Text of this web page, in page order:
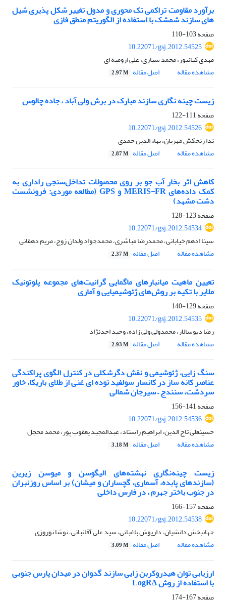
برآورد مقاومت تراکمی تک محوری و مدول تغییر شکل پذیری شیل
های سازند شمشک با استفاده از الگوریتم منطق فازی
صفحه103-110
10.22071/gsj.2012.54525
مهدی کیانپور، محمد سیاری، علی ارومیه ای
مشاهده مقاله
اصل مقاله 2.97 M
زیست چینه نگاری سازند مبارک در برش ولی آباد ، جاده چالوس
صفحه111-122
10.22071/gsj.2012.54526
ندا رنجکش مهربان، بهاء الدین حمدی
مشاهده مقاله
اصل مقاله 2.87 M
کاهش اثر بخار آب جو بر روی محصولات تداخل‌سنجی راداری به
کمک داده‌های MERIS-FR و GPS (مطالعه موردی: فرونشست
دشت مشهد)
صفحه123-128
10.22071/gsj.2012.54534
سینا ادهم خیابانی، محمدرضا مباشری، محمدجواد ولدان زوج، مریم دهقانی
مشاهده مقاله
اصل مقاله 2.37 M
تعیین ماهیت میانبارهای ماگمایی گرانیت‌های مجموعه پلوتونیک
ملایر با تکیه بر روش‌های ژئوشیمیایی و آماری
صفحه129-140
10.22071/gsj.2012.54535
رضا دیوسالار، محمدولی ولی زاده، وحید احدنژاد
مشاهده مقاله
اصل مقاله 2.93 M
سنگ زایی، ژئوشیمی و نقش دگرشکلی در کنترل الگوی پراکندگی
عناصر کانه ساز در کانسار سولفید توده ای غنی از طلای باریکا، خاور
سردشت، سنندج – سیرجان شمالی
صفحه141-156
10.22071/gsj.2012.54536
حسینعلی تاج الدین، ابراهیم راستاد، عبدالمجید یعقوب پور، محمد محجل
مشاهده مقاله
اصل مقاله 3.18 M
زیست ‌چینه‌نگاری نهشته‌های الیگوسن و میوسن زیرین
(سازند‌های پابده، آسماری، گچساران و میشان) بر اساس روزن‎بران
در جنوب باختر جهرم ، در فارس داخلی
صفحه157-166
10.22071/gsj.2012.54538
جهانبخش دانشیان، داریوش باغبانی، سید علی آقانباتی، نوشا نوروزی
مشاهده مقاله
اصل مقاله 3.09 M
ارزیابی توان هیدروکربن زایی سازند گدوان در میدان پارس جنوبی
با استفاده از روش ∆LogR